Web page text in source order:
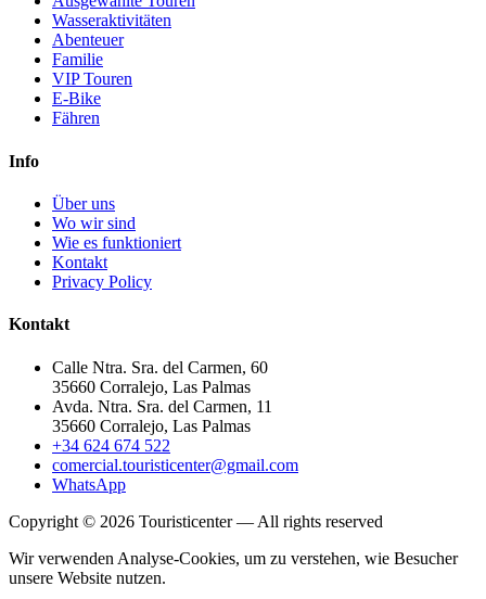
Wasseraktivitäten
Abenteuer
Familie
VIP Touren
E-Bike
Fähren
Info
Über uns
Wo wir sind
Wie es funktioniert
Kontakt
Privacy Policy
Kontakt
Calle Ntra. Sra. del Carmen, 60
35660 Corralejo, Las Palmas
Avda. Ntra. Sra. del Carmen, 11
35660 Corralejo, Las Palmas
+34 624 674 522
comercial.touristicenter@gmail.com
WhatsApp
Copyright © 2026 Touristicenter — All rights reserved
Wir verwenden Analyse-Cookies, um zu verstehen, wie Besucher
unsere Website nutzen.